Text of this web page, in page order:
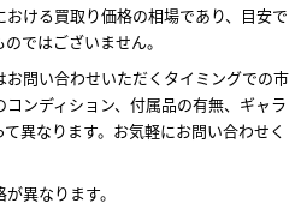
おける買取り価格の相場であり、目安で
ではございません。
問い合わせいただくタイミングでの市
ンディション、付属品の有無、ギャラ
異なります。お気軽にお問い合わせく
異なります。